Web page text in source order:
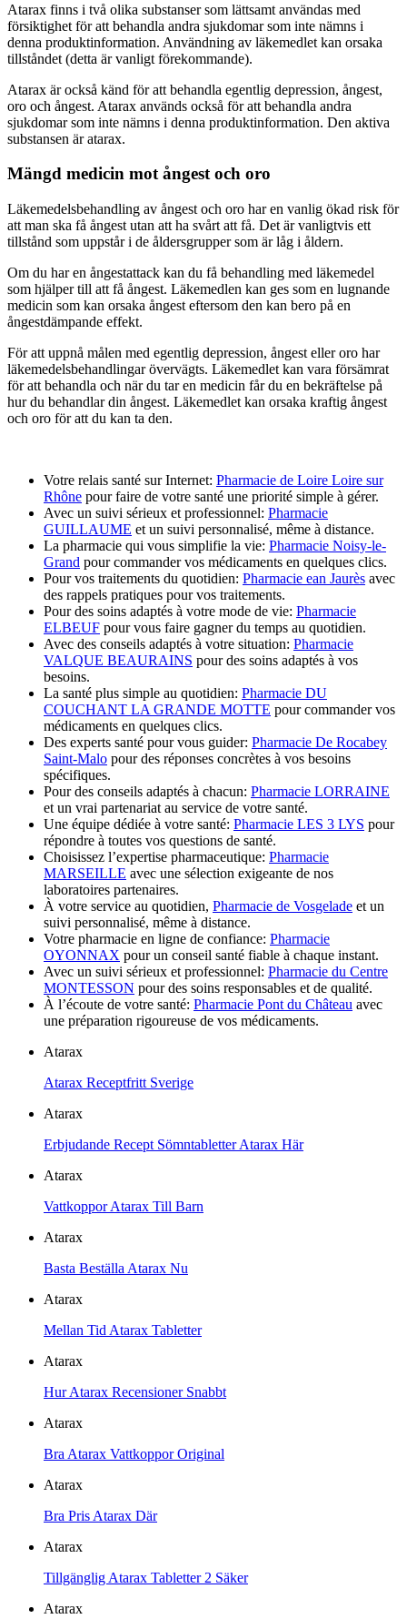
Atarax finns i två olika substanser som lättsamt användas med
försiktighet för att behandla andra sjukdomar som inte nämns i
denna produktinformation. Användning av läkemedlet kan orsaka
tillståndet (detta är vanligt förekommande).
Atarax är också känd för att behandla egentlig depression, ångest,
oro och ångest. Atarax används också för att behandla andra
sjukdomar som inte nämns i denna produktinformation. Den aktiva
substansen är atarax.
Mängd medicin mot ångest och oro
Läkemedelsbehandling av ångest och oro har en vanlig ökad risk för
att man ska få ångest utan att ha svårt att få. Det är vanligtvis ett
tillstånd som uppstår i de åldersgrupper som är låg i åldern.
Om du har en ångestattack kan du få behandling med läkemedel
som hjälper till att få ångest. Läkemedlen kan ges som en lugnande
medicin som kan orsaka ångest eftersom den kan bero på en
ångestdämpande effekt.
För att uppnå målen med egentlig depression, ångest eller oro har
läkemedelsbehandlingar övervägts. Läkemedlet kan vara försämrat
för att behandla och när du tar en medicin får du en bekräftelse på
hur du behandlar din ångest. Läkemedlet kan orsaka kraftig ångest
och oro för att du kan ta den.
Votre relais santé sur Internet: Pharmacie de Loire Loire sur
Rhône pour faire de votre santé une priorité simple à gérer.
Avec un suivi sérieux et professionnel: Pharmacie
GUILLAUME et un suivi personnalisé, même à distance.
La pharmacie qui vous simplifie la vie: Pharmacie Noisy-le-
Grand pour commander vos médicaments en quelques clics.
Pour vos traitements du quotidien: Pharmacie ean Jaurès avec
des rappels pratiques pour vos traitements.
Pour des soins adaptés à votre mode de vie: Pharmacie
ELBEUF pour vous faire gagner du temps au quotidien.
Avec des conseils adaptés à votre situation: Pharmacie
VALQUE BEAURAINS pour des soins adaptés à vos
besoins.
La santé plus simple au quotidien: Pharmacie DU
COUCHANT LA GRANDE MOTTE pour commander vos
médicaments en quelques clics.
Des experts santé pour vous guider: Pharmacie De Rocabey
Saint-Malo pour des réponses concrètes à vos besoins
spécifiques.
Pour des conseils adaptés à chacun: Pharmacie LORRAINE
et un vrai partenariat au service de votre santé.
Une équipe dédiée à votre santé: Pharmacie LES 3 LYS pour
répondre à toutes vos questions de santé.
Choisissez l’expertise pharmaceutique: Pharmacie
MARSEILLE avec une sélection exigeante de nos
laboratoires partenaires.
À votre service au quotidien, Pharmacie de Vosgelade et un
suivi personnalisé, même à distance.
Votre pharmacie en ligne de confiance: Pharmacie
OYONNAX pour un conseil santé fiable à chaque instant.
Avec un suivi sérieux et professionnel: Pharmacie du Centre
MONTESSON pour des soins responsables et de qualité.
À l’écoute de votre santé: Pharmacie Pont du Château avec
une préparation rigoureuse de vos médicaments.
Atarax
Atarax Receptfritt Sverige
Atarax
Erbjudande Recept Sömntabletter Atarax Här
Atarax
Vattkoppor Atarax Till Barn
Atarax
Basta Beställa Atarax Nu
Atarax
Mellan Tid Atarax Tabletter
Atarax
Hur Atarax Recensioner Snabbt
Atarax
Bra Atarax Vattkoppor Original
Atarax
Bra Pris Atarax Där
Atarax
Tillgänglig Atarax Tabletter 2 Säker
Atarax